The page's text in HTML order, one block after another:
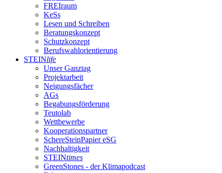
FREIraum
KeSs
Lesen und Schreiben
Beratungskonzept
Schutzkonzept
Berufswahlorientierung
STEINlife
Unser Ganztag
Projektarbeit
Neigungsfächer
AGs
Begabungsförderung
Teutolab
Wettbewerbe
Kooperationspartner
SchereSteinPapier eSG
Nachhaltigkeit
STEINtimes
GreenStones - der Klimapodcast